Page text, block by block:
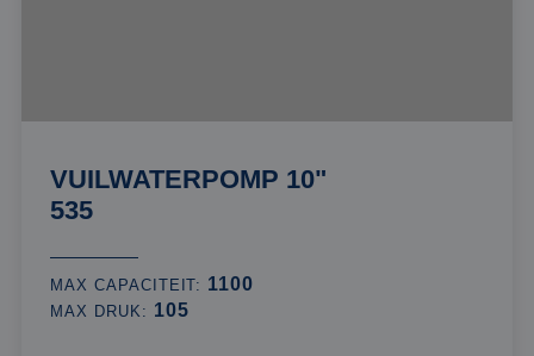
VUILWATERPOMP 10"
535
MAX CAPACITEIT: 1100
MAX DRUK: 105